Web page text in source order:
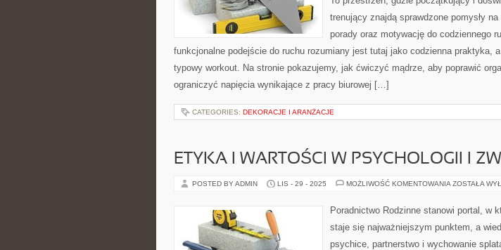
trenujący znajdą sprawdzone pomysły na
porady oraz motywację do codziennego
funkcjonalne podejście do ruchu rozumiany jest tutaj jako codzienna praktyka,
typowy workout. Na stronie pokazujemy, jak ćwiczyć mądrze, aby poprawić
ograniczyć napięcia wynikające z pracy biurowej […]
CATEGORIES: DEKORACJE I ARANŻACJE
ETYKA I WARTOŚCI W PSYCHOLOGII I
POSTED BY ADMIN LIS - 29 - 2025 MOŻLIWOŚĆ KOMENTOWANIA ETYKA
W
PSYCHOLOGII
ZWIĄZKI
ZOSTAŁA
Poradnictwo Rodzinne stanowi portal, w
staje się najważniejszym punktem, a
psychice, partnerstwo i wychowanie